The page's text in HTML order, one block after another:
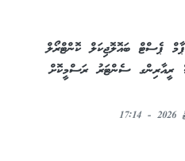
ޕެސްޓް ބައޮލޮޖިކަލް ކޮންޓްރޯލް
ރީއާރިންގ ސެންޓަރު ރަސްމީކޮށް